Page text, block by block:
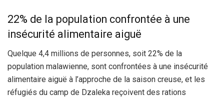
22% de la population confrontée à une
insécurité alimentaire aiguë
Quelque 4,4 millions de personnes, soit 22% de la
population malawienne, sont confrontées à une insécurité
alimentaire aiguë à l’approche de la saison creuse, et les
réfugiés du camp de Dzaleka reçoivent des rations